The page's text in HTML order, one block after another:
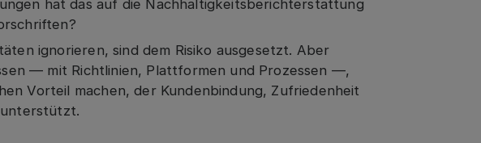
hat das auf die Nachhaltigkeitsberichterstattung
ignorieren, sind dem Risiko ausgesetzt. Aber
— mit Richtlinien, Plattformen und Prozessen —,
Vorteil machen, der Kundenbindung, Zufriedenheit
unterstützt.